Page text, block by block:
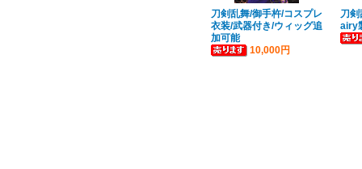
刀剣乱舞/御手杵/コスプレ
衣装/武器付き/ウィッグ追
加可能
10,000円
刀
airy